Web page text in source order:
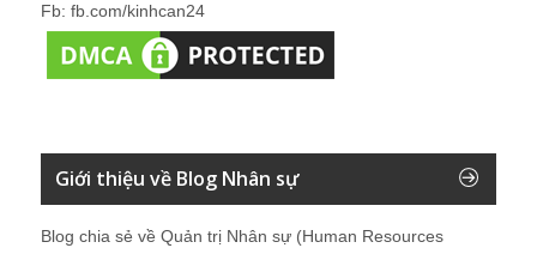
Fb: fb.com/kinhcan24
Giới thiệu về Blog Nhân sự
Blog chia sẻ về Quản trị Nhân sự (Human Resources